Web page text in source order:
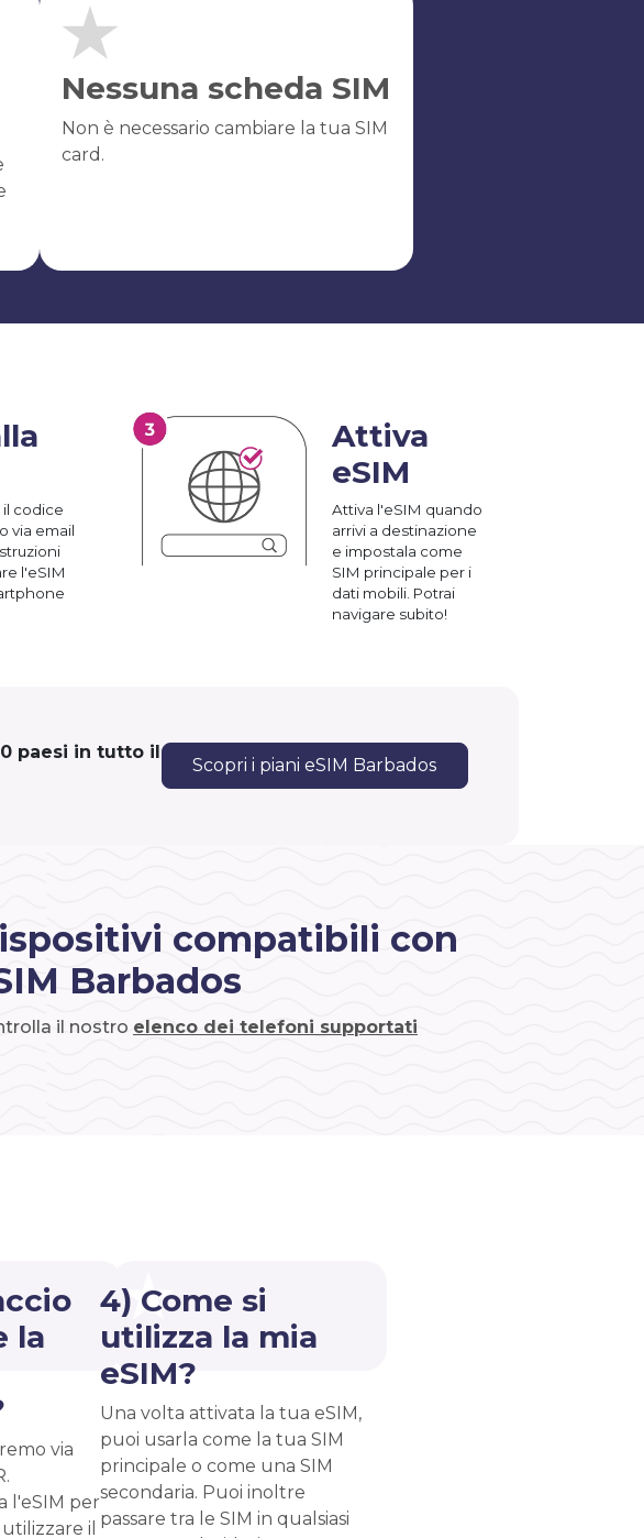
Nessuna scheda SIM
Non è necessario cambiare la tua SIM
card.
il codice
via email
l'eSIM
Attiva
eSIM
Attiva l'eSIM quando
arrivi a destinazione
e impostala come
SIM principale per i
dati mobili. Potrai
navigare subito!
paesi in tutto il
Scopri i piani eSIM Barbados
compatibili con
Barbados
il nostro elenco dei telefoni supportati
la
via
l'eSIM per
il
4) Come si
utilizza la mia
eSIM?
Una volta attivata la tua eSIM,
puoi usarla come la tua SIM
principale o come una SIM
secondaria. Puoi inoltre
passare tra le SIM in qualsiasi